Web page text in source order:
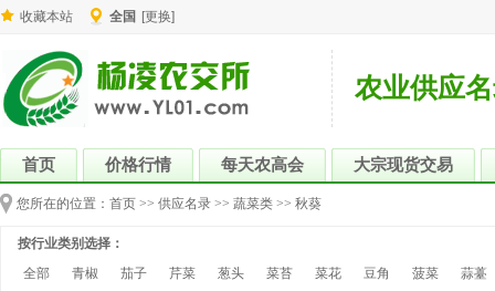
收藏本站 全国 [更换]
农业供应
首页 价格行情 每天农高会 大宗现货交易
您所在的位置： 首页 >> 供应名录 >> 蔬菜类 >> 秋葵
按行业类别选择：
全部
青椒 茄子 芹菜 葱头 菜苔 菜花 豆角 菠菜
蒜薹